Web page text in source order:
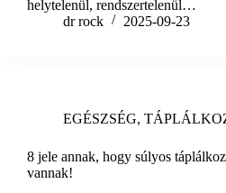
helytelenül, rendszertelenül…
dr rock
2025-09-23
EGÉSZSÉG,
8 jele annak, hogy súlyos
vannak!